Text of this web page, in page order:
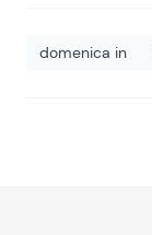
domenica in